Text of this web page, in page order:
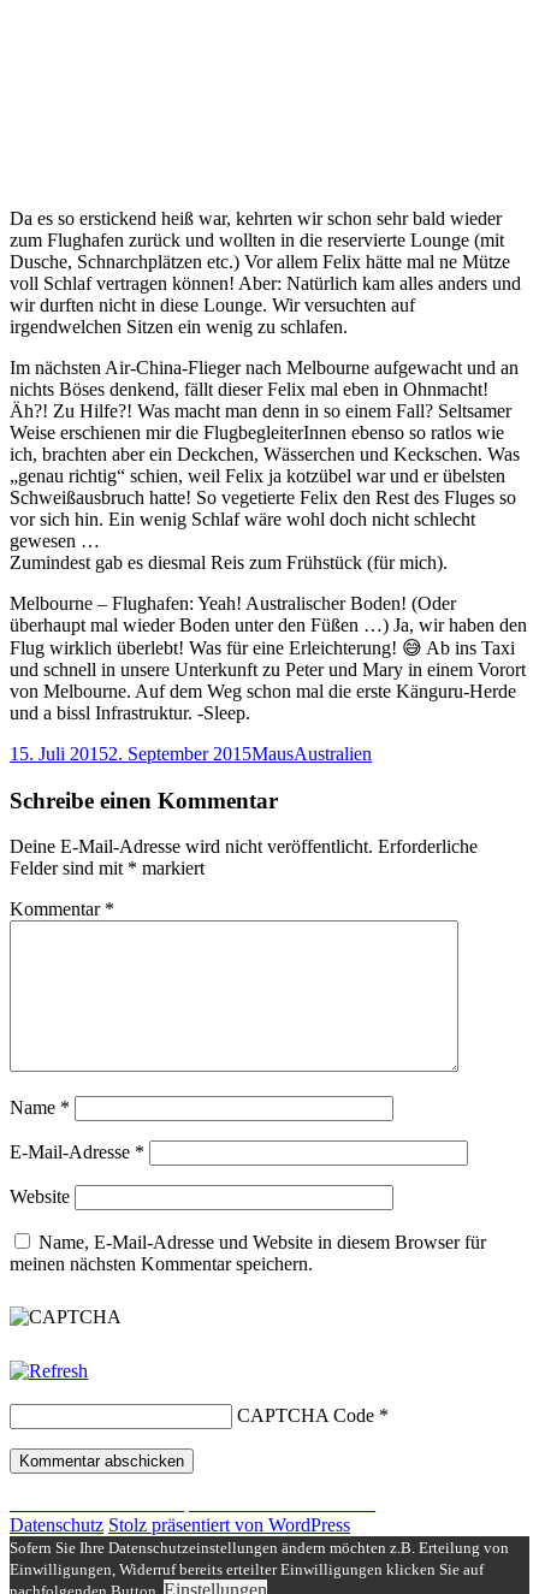
Da es so erstickend heiß war, kehrten wir schon sehr bald wieder
zum Flughafen zurück und wollten in die reservierte Lounge (mit
Dusche, Schnarchplätzen etc.) Vor allem Felix hätte mal ne Mütze
voll Schlaf vertragen können! Aber: Natürlich kam alles anders und
wir durften nicht in diese Lounge. Wir versuchten auf
irgendwelchen Sitzen ein wenig zu schlafen.
Im nächsten Air-China-Flieger nach Melbourne aufgewacht und an
nichts Böses denkend, fällt dieser Felix mal eben in Ohnmacht!
Äh?! Zu Hilfe?! Was macht man denn in so einem Fall? Seltsamer
Weise erschienen mir die FlugbegleiterInnen ebenso so ratlos wie
ich, brachten aber ein Deckchen, Wässerchen und Keckschen. Was
„genau richtig“ schien, weil Felix ja kotzübel war und er übelsten
Schweißausbruch hatte! So vegetierte Felix den Rest des Fluges so
vor sich hin. Ein wenig Schlaf wäre wohl doch nicht schlecht
gewesen …
Zumindest gab es diesmal Reis zum Frühstück (für mich).
Melbourne – Flughafen: Yeah! Australischer Boden! (Oder
überhaupt mal wieder Boden unter den Füßen …) Ja, wir haben den
Flug wirklich überlebt! Was für eine Erleichterung! 😅 Ab ins Taxi
und schnell in unsere Unterkunft zu Peter und Mary in einem Vorort
von Melbourne. Auf dem Weg schon mal die erste Känguru-Herde
und a bissl Infrastruktur. -Sleep.
Veröffentlicht
15. Juli 20152. September 2015Autor
MausKategorien
Australien
Schreibe einen Kommentar
Deine E-Mail-Adresse wird nicht veröffentlicht. Erforderliche
Felder sind mit * markiert
Kommentar *
Name *
E-Mail-Adresse *
Website
Name, E-Mail-Adresse und Website in diesem Browser für
meinen nächsten Kommentar speichern.
CAPTCHA Code *
Beitragsnavigation
Beitrag:
Datenschutz Stolz präsentiert von WordPress
Sofern Sie Ihre Datenschutzeinstellungen ändern möchten z.B. Erteilung von
Einwilligungen, Widerruf bereits erteilter Einwilligungen klicken Sie auf